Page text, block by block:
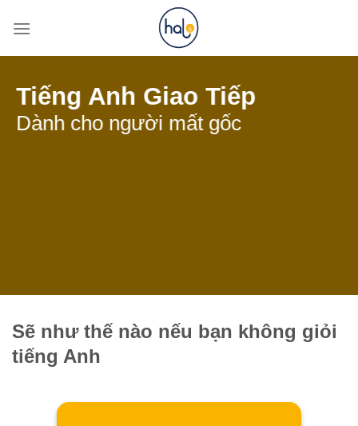
Tiếng Anh Giao Tiếp
Dành cho người mất gốc
Sẽ như thế nào nếu bạn không giỏi
tiếng Anh